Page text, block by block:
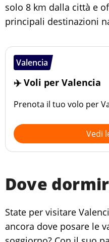
solo 8 km dalla città e
principali destinazioni
Valencia
✈️ Voli per Valencia
Prenota il tuo volo per
Vedi
Dove
State per visitare
ancora dove posare le